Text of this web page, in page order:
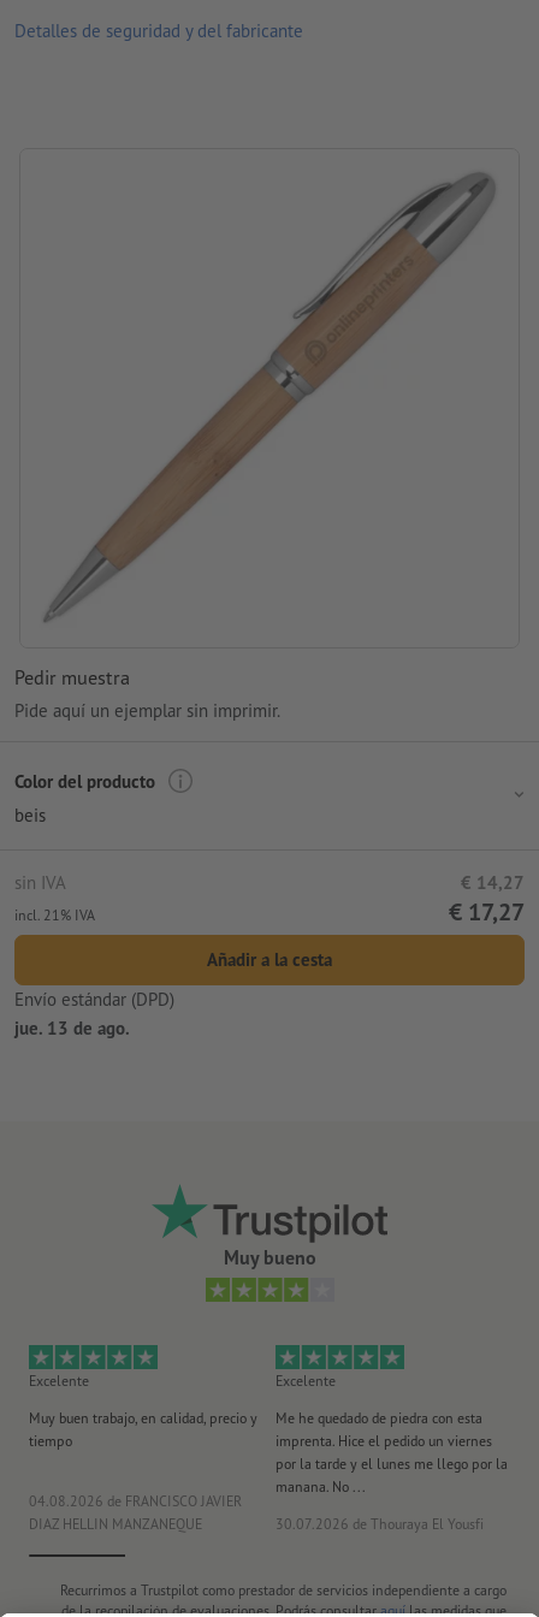
ubicación del grabado: a la derecha del clip
Detalles de seguridad y del fabricante
Pedir muestra
Pide aquí un ejemplar sin imprimir.
Color del producto
beis
sin IVA € 14,27
incl. 21% IVA € 17,27
Añadir a la cesta
Envío estándar (DPD)
jue. 13 de ago.
Muy bueno
Excelente
Muy buen trabajo, en calidad, precio y
tiempo
04.08.2026 de FRANCISCO JAVIER
DIAZ HELLIN MANZANEQUE
Excelente
Me he quedado de piedra con esta
imprenta. Hice el pedido un viernes
por la tarde y el lunes me llego por la
manana. No ...
30.07.2026 de Thouraya El Yousfi
Recurrimos a Trustpilot como prestador de servicios independiente a cargo
de la recopilación de evaluaciones. Podrás consultaraquílas medidas que